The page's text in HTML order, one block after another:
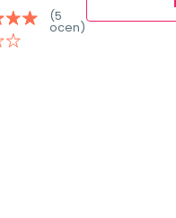
(5
ocen)